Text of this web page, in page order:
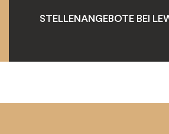
STELLENANGEBOTE BEI